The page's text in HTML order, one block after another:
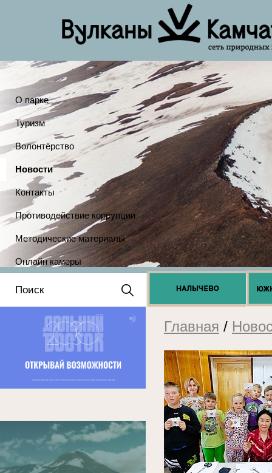
О парке
Туризм
Волонтёрство
Новости
Контакты
Противодействие коррупции
Методические материалы
Онлайн камеры
Положение о выдаче
разрешений 2025
Главная /